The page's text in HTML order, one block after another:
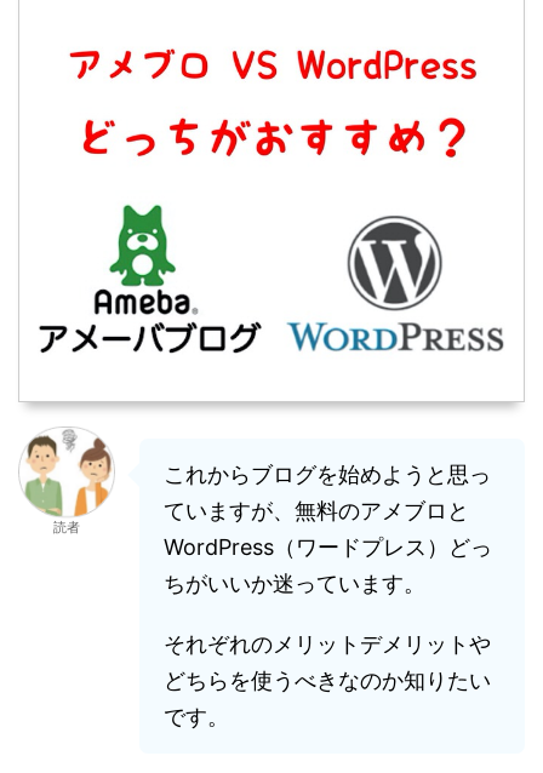
読者
これからブログを始めようと思っ
ていますが、無料のアメブロと
WordPress（ワードプレス）どっ
ちがいいか迷っています。
それぞれのメリットデメリットや
どちらを使うべきなのか知りたい
です。